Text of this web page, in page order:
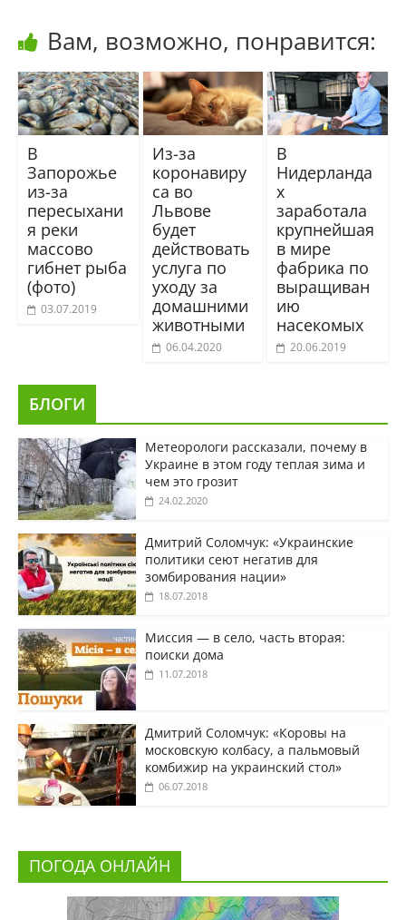
Вам, возможно, понравится:
В
Запорожье
из-за
пересыхани
я реки
массово
гибнет рыба
(фото)
03.07.2019
Из-за
коронавиру
са во
Львове
будет
действовать
услуга по
уходу за
домашними
животными
06.04.2020
В
Нидерланда
х
заработала
крупнейшая
в мире
фабрика по
выращиван
ию
насекомых
20.06.2019
БЛОГИ
Метеорологи рассказали, почему в
Украине в этом году теплая зима и
чем это грозит
24.02.2020
Дмитрий Соломчук: «Украинские
политики сеют негатив для
зомбирования нации»
18.07.2018
Миссия — в село, часть вторая:
поиски дома
11.07.2018
Дмитрий Соломчук: «Коровы на
московскую колбасу, а пальмовый
комбижир на украинский стол»
06.07.2018
ПОГОДА ОНЛАЙН